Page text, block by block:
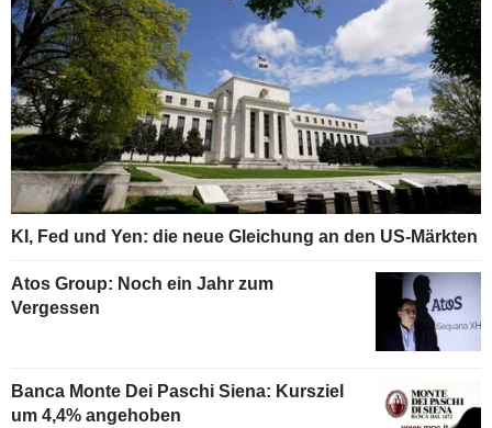
KI, Fed und Yen: die neue Gleichung an den US-Märkten
Atos Group: Noch ein Jahr zum
Vergessen
Banca Monte Dei Paschi Siena: Kursziel
um 4,4% angehoben